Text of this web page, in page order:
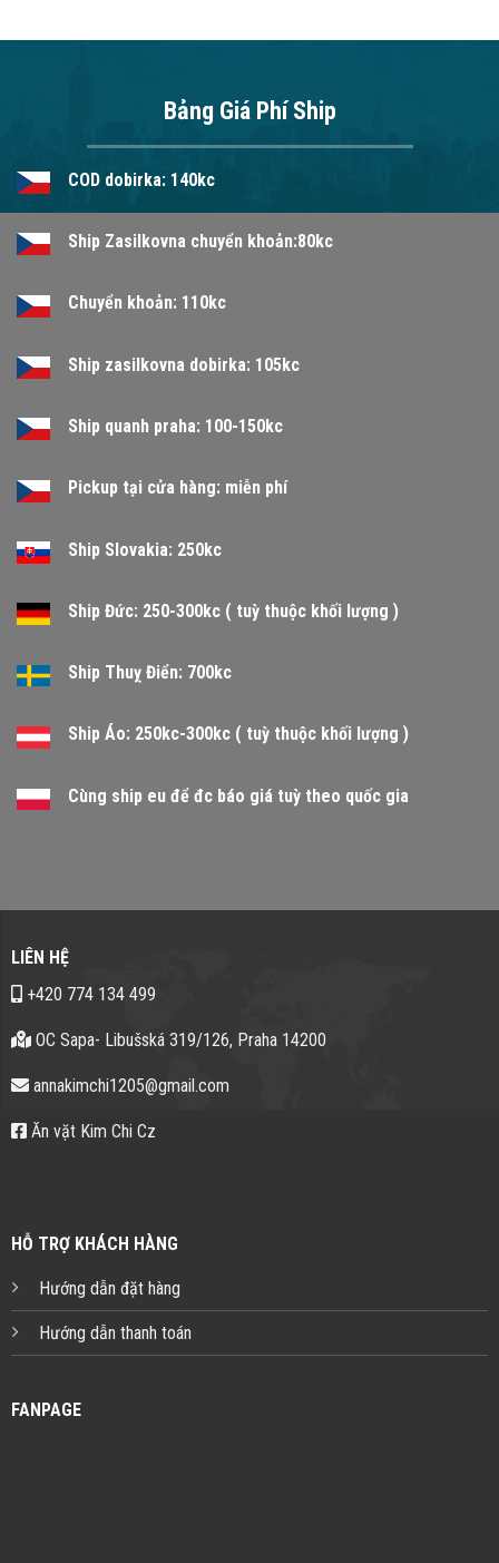
Bảng Giá Phí Ship
COD dobirka: 140kc
Ship Zasilkovna chuyển khoản:80kc
Chuyển khoản: 110kc
Ship zasilkovna dobirka: 105kc
Ship quanh praha: 100-150kc
Pickup tại cửa hàng: miễn phí
Ship Slovakia: 250kc
Ship Đức: 250-300kc ( tuỳ thuộc khối lượng )
Ship Thuỵ Điển: 700kc
Ship Áo: 250kc-300kc ( tuỳ thuộc khối lượng )
Cùng ship eu để đc báo giá tuỳ theo quốc gia
LIÊN HỆ
+420 774 134 499
OC Sapa- Libušská 319/126, Praha 14200
annakimchi1205@gmail.com
Ăn vặt Kim Chi Cz
HỖ TRỢ KHÁCH HÀNG
Hướng dẫn đặt hàng
Hướng dẫn thanh toán
FANPAGE